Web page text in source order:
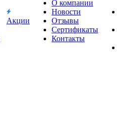
Акции
О компании
Новости
Отзывы
Сертификаты
Контакты